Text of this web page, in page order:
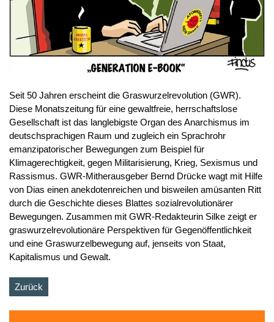
Seit 50 Jahren erscheint die Graswurzelrevolution (GWR).
Diese Monatszeitung für eine gewaltfreie, herrschaftslose
Gesellschaft ist das langlebigste Organ des Anarchismus im
deutschsprachigen Raum und zugleich ein Sprachrohr
emanzipatorischer Bewegungen zum Beispiel für
Klimagerechtigkeit, gegen Militarisierung, Krieg, Sexismus und
Rassismus. GWR-Mitherausgeber Bernd Drücke wagt mit Hilfe
von Dias einen anekdotenreichen und bisweilen amüsanten Ritt
durch die Geschichte dieses Blattes sozialrevolutionärer
Bewegungen. Zusammen mit GWR-Redakteurin Silke zeigt er
graswurzelrevolutionäre Perspektiven für Gegenöffentlichkeit
und eine Graswurzelbewegung auf, jenseits von Staat,
Kapitalismus und Gewalt.
Zurück